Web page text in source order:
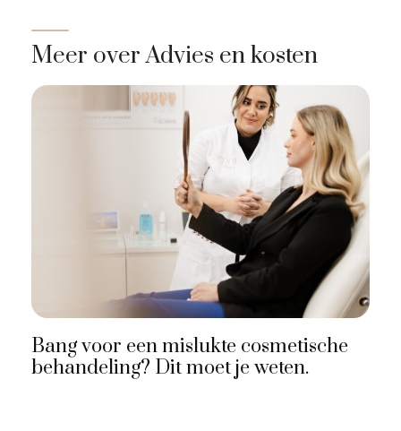
Meer over Advies en kosten
Bang voor een mislukte cosmetische
behandeling? Dit moet je weten.